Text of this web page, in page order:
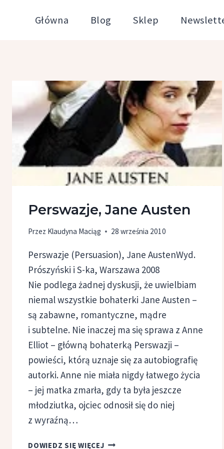
Główna Blog Sklep
Perswazje, Jane Austen
Przez Klaudyna Maciąg 28 września 2010
Perswazje (Persuasion), Jane AustenWyd.
Prószyński i S-ka, Warszawa 2008
Nie podlega żadnej dyskusji, że uwielbiam
niemal wszystkie bohaterki Jane Austen –
są zabawne, romantyczne, mądre
i subtelne. Nie inaczej ma się sprawa z Anne
Elliot – główną bohaterką Perswazji –
powieści, którą uznaje się za autobiografię
autorki. Anne nie miała nigdy łatwego życia
– jej matka zmarła, gdy ta była jeszcze
młodziutka, ojciec odnosił się do niej
z wyraźną…
DOWIEDZ SIĘ WIĘCEJPERSWAZJE,